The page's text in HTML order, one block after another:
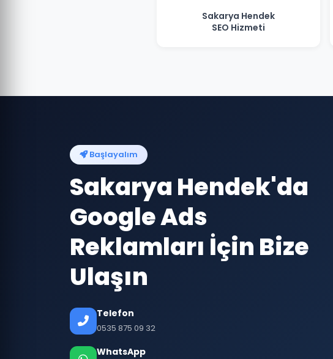
Sakarya Hendek
SEO Hizmeti
Başlayalım
Sakarya Hendek'da
Google Ads
Reklamları İçin Bize
Ulaşın
Telefon
0535 875 09 32
WhatsApp